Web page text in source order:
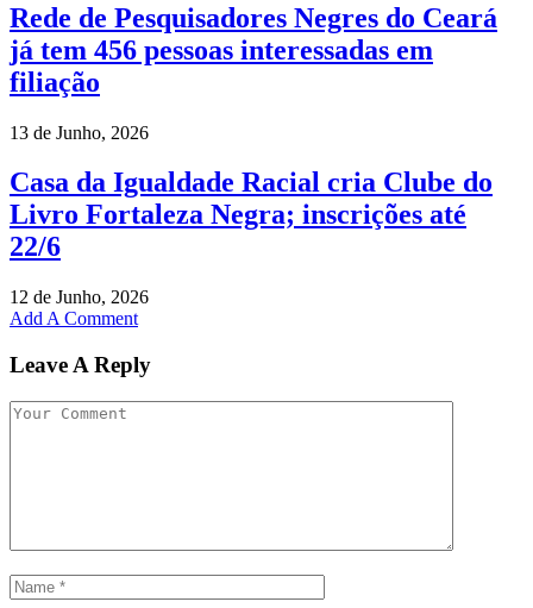
Rede de Pesquisadores Negres do Ceará
já tem 456 pessoas interessadas em
filiação
13 de Junho, 2026
Casa da Igualdade Racial cria Clube do
Livro Fortaleza Negra; inscrições até
22/6
12 de Junho, 2026
Add A Comment
Leave A Reply